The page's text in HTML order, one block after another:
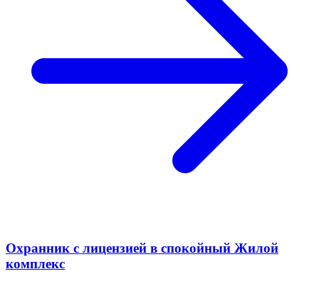
Охранник с лицензией в спокойный Жилой
комплекс